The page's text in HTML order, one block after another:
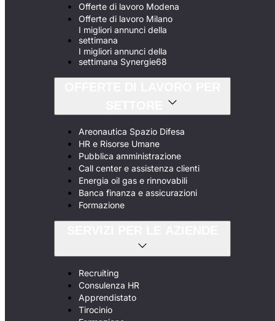
Offerte di lavoro Modena
Offerte di lavoro Milano
I migliori annunci della
settimana
I migliori annunci della
settimana Synergie68
Areonautica Spazio Difesa
HR e Risorse Umane
Pubblica amministrazione
Call center e assistenza clienti
Energia oil gas e rinnovabili
Banca finanza e assicurazioni
Formazione
Recruiting
Consulenza HR
Apprendistato
Tirocinio